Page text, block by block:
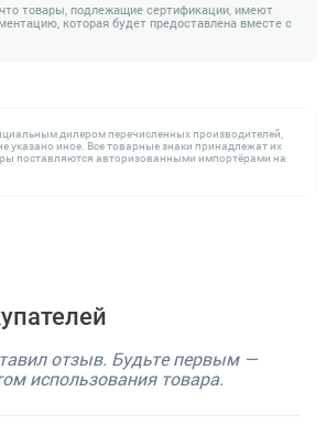
товары, подлежащие сертификации, имеют
которая будет предоставлена вместе с
дилером перечисленных производителей,
указано иное. Все товарные знаки принадлежат их
поставляются авторизованными импортёрами на
отзыв. Будьте первым —
использования товара.